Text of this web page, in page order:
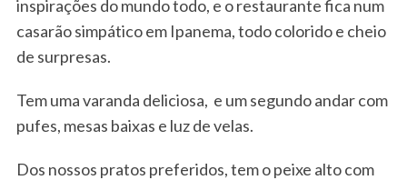
inspirações do mundo todo, e o restaurante fica num
casarão simpático em Ipanema, todo colorido e cheio
de surpresas.
Tem uma varanda deliciosa, e um segundo andar com
pufes, mesas baixas e luz de velas.
Dos nossos pratos preferidos, tem o peixe alto com